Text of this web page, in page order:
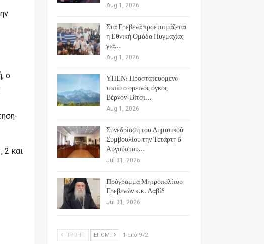
ο
2 και
Aug 1, 2026
Στα Γρεβενά προετοιμάζεται
η Εθνική Ομάδα Πυγμαχίας
για…
Aug 1, 2026
ΥΠΕΝ: Προστατευόμενο
τοπίο ο ορεινός όγκος
Βέρνον-Βίτσι…
Aug 1, 2026
Συνεδρίαση του Δημοτικού
Συμβουλίου την Τετάρτη 5
Αυγούστου…
Jul 31, 2026
Πρόγραμμα Μητροπολίτου
Γρεβενών κ.κ. Δαβίδ
Jul 31, 2026
ΠΡΟΗΓ. ΕΠΌΜ. 1 από 972